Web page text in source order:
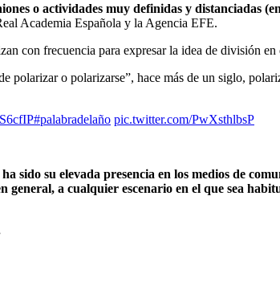
o actividades muy definidas y distanciadas
Academia Española y la Agencia EFE.
con frecuencia para expresar la idea de división
o polarizarse”, hace más de un siglo,
#palabradelaño pic.twitter.com/PwXsthlbsP
sido su elevada presencia en los medios de
a cualquier escenario en el que sea